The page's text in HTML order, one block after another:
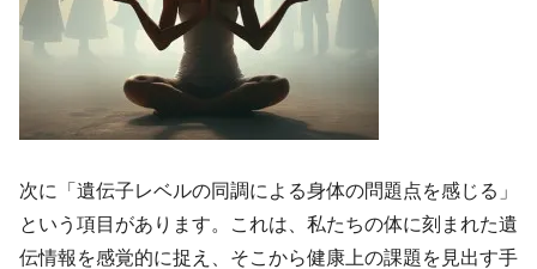
次に「遺伝子レベルの同調による身体の問題点を感じる」
という項目があります。これは、私たちの体に刻まれた遺
伝情報を感覚的に捉え、そこから健康上の課題を見出す手